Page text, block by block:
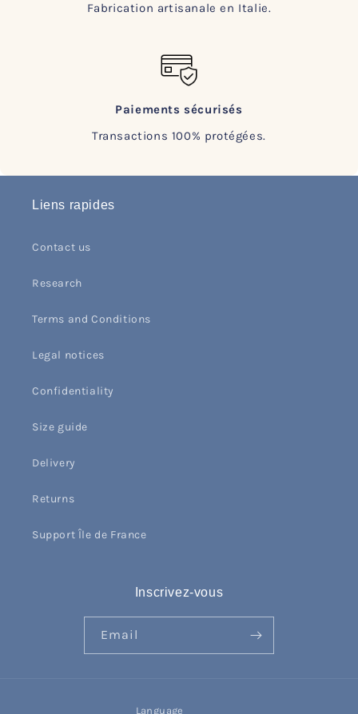
Fabrication artisanale en Italie.
Paiements sécurisés
Transactions 100% protégées.
Liens rapides
Contact us
Research
Terms and Conditions
Legal notices
Confidentiality
Size guide
Delivery
Returns
Support Île de France
Inscrivez-vous
Email
Language